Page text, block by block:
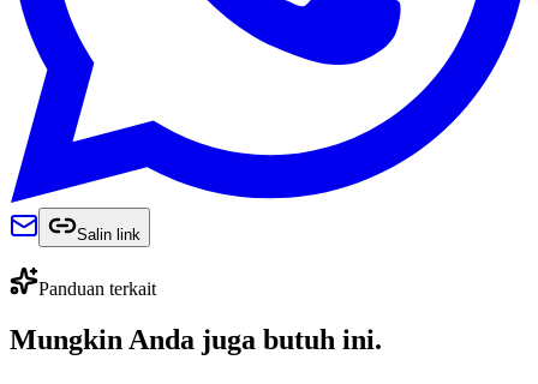
Salin link
Panduan terkait
Mungkin Anda juga butuh ini.